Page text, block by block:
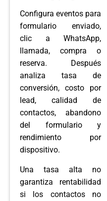
Configura eventos para
formulario enviado,
clic a WhatsApp,
llamada, compra o
reserva. Después
analiza tasa de
conversión, costo por
lead, calidad de
contactos, abandono
del formulario y
rendimiento por
dispositivo.
Una tasa alta no
garantiza rentabilidad
si los contactos no